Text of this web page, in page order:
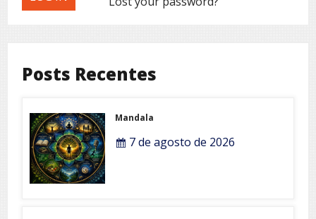
Posts Recentes
Mandala
7 de agosto de 2026